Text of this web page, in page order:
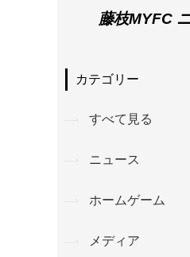
藤枝MYFC
カテゴリー
すべて見る
ニュース
ホームゲーム
メディア